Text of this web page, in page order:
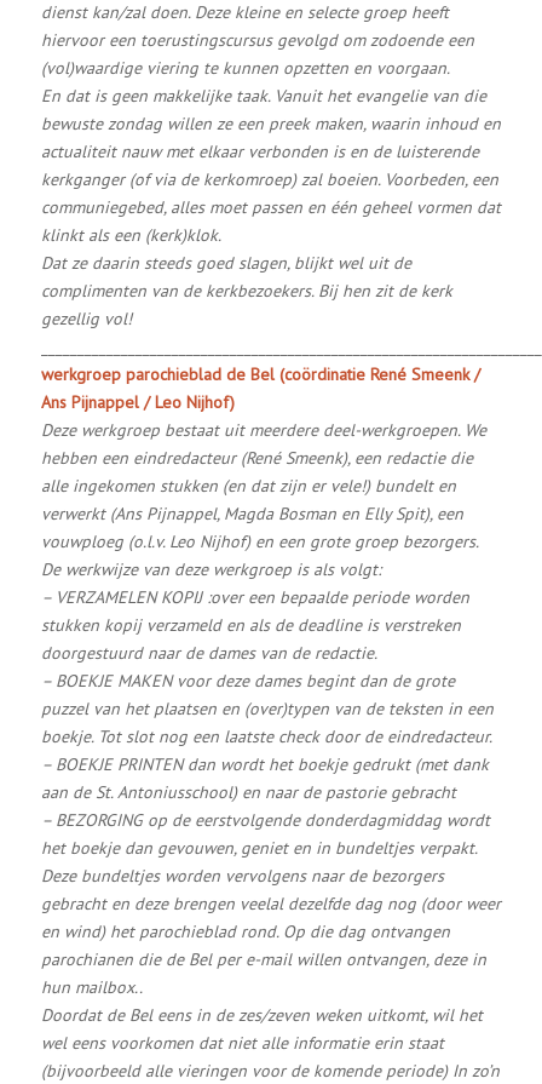
dienst kan/zal doen. Deze kleine en selecte groep heeft
hiervoor een toerustingscursus gevolgd om zodoende een
(vol)waardige viering te kunnen opzetten en voorgaan.
En dat is geen makkelijke taak. Vanuit het evangelie van die
bewuste zondag willen ze een preek maken, waarin inhoud en
actualiteit nauw met elkaar verbonden is en de luisterende
kerkganger (of via de kerkomroep) zal boeien. Voorbeden, een
communiegebed, alles moet passen en één geheel vormen dat
klinkt als een (kerk)klok.
Dat ze daarin steeds goed slagen, blijkt wel uit de
complimenten van de kerkbezoekers. Bij hen zit de kerk
gezellig vol!
werkgroep parochieblad de Bel (coördinatie René Smeenk /
Ans Pijnappel / Leo Nijhof)
Deze werkgroep bestaat uit meerdere deel-werkgroepen. We
hebben een eindredacteur (René Smeenk), een redactie die
alle ingekomen stukken (en dat zijn er vele!) bundelt en
verwerkt (Ans Pijnappel, Magda Bosman en Elly Spit), een
vouwploeg (o.l.v. Leo Nijhof) en een grote groep bezorgers.
De werkwijze van deze werkgroep is als volgt:
– VERZAMELEN KOPIJ :over een bepaalde periode worden
stukken kopij verzameld en als de deadline is verstreken
doorgestuurd naar de dames van de redactie.
– BOEKJE MAKEN voor deze dames begint dan de grote
puzzel van het plaatsen en (over)typen van de teksten in een
boekje. Tot slot nog een laatste check door de eindredacteur.
– BOEKJE PRINTEN dan wordt het boekje gedrukt (met dank
aan de St. Antoniusschool) en naar de pastorie gebracht
– BEZORGING op de eerstvolgende donderdagmiddag wordt
het boekje dan gevouwen, geniet en in bundeltjes verpakt.
Deze bundeltjes worden vervolgens naar de bezorgers
gebracht en deze brengen veelal dezelfde dag nog (door weer
en wind) het parochieblad rond. Op die dag ontvangen
parochianen die de Bel per e-mail willen ontvangen, deze in
hun mailbox..
Doordat de Bel eens in de zes/zeven weken uitkomt, wil het
wel eens voorkomen dat niet alle informatie erin staat
(bijvoorbeeld alle vieringen voor de komende periode) In zo’n